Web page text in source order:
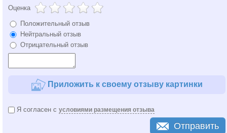
Оценка
Положительный отзыв
Нейтральный отзыв
Отрицательный отзыв
Приложить к своему отзыву картинки
Я согласен с условиями размещения отзыва
Отправить